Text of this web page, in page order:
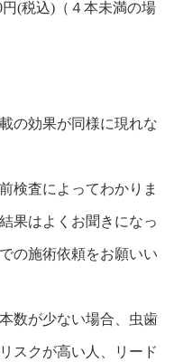
(税込)（４本未満の場
の効果が同様に現れな
検査によってわかりま
果はよくお聞きになっ
の施術依頼をお願いい
数が少ない場合、虫歯
スクが高い人、リード